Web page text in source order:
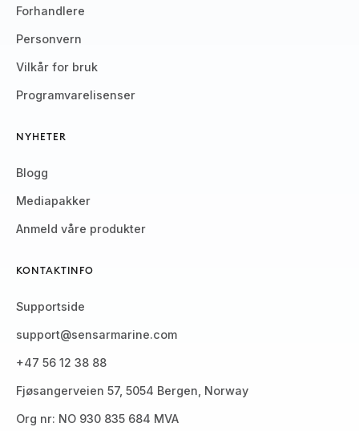
Forhandlere
Personvern
Vilkår for bruk
Programvarelisenser
NYHETER
Blogg
Mediapakker
Anmeld våre produkter
KONTAKTINFO
Supportside
support@sensarmarine.com
+47 56 12 38 88
Fjøsangerveien 57, 5054 Bergen, Norway
Org nr: NO 930 835 684 MVA